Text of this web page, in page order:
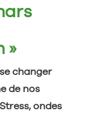
»
changer
de nos
ondes